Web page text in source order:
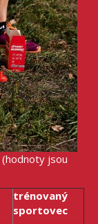
(hodnoty jsou
trénovaný
sportovec